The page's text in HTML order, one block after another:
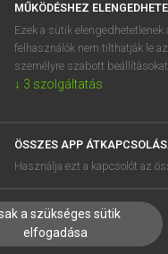
MEGOLDÁSOK
MŰKÖDÉSHEZ
Ezek a sütik
felhasználók nem tilthatják le
személyre szabott
↓ 3 szolgáltatás
ÖSSZES APP
Használja ezt a kapcsolót az
a szükséges sütik
elfogadása